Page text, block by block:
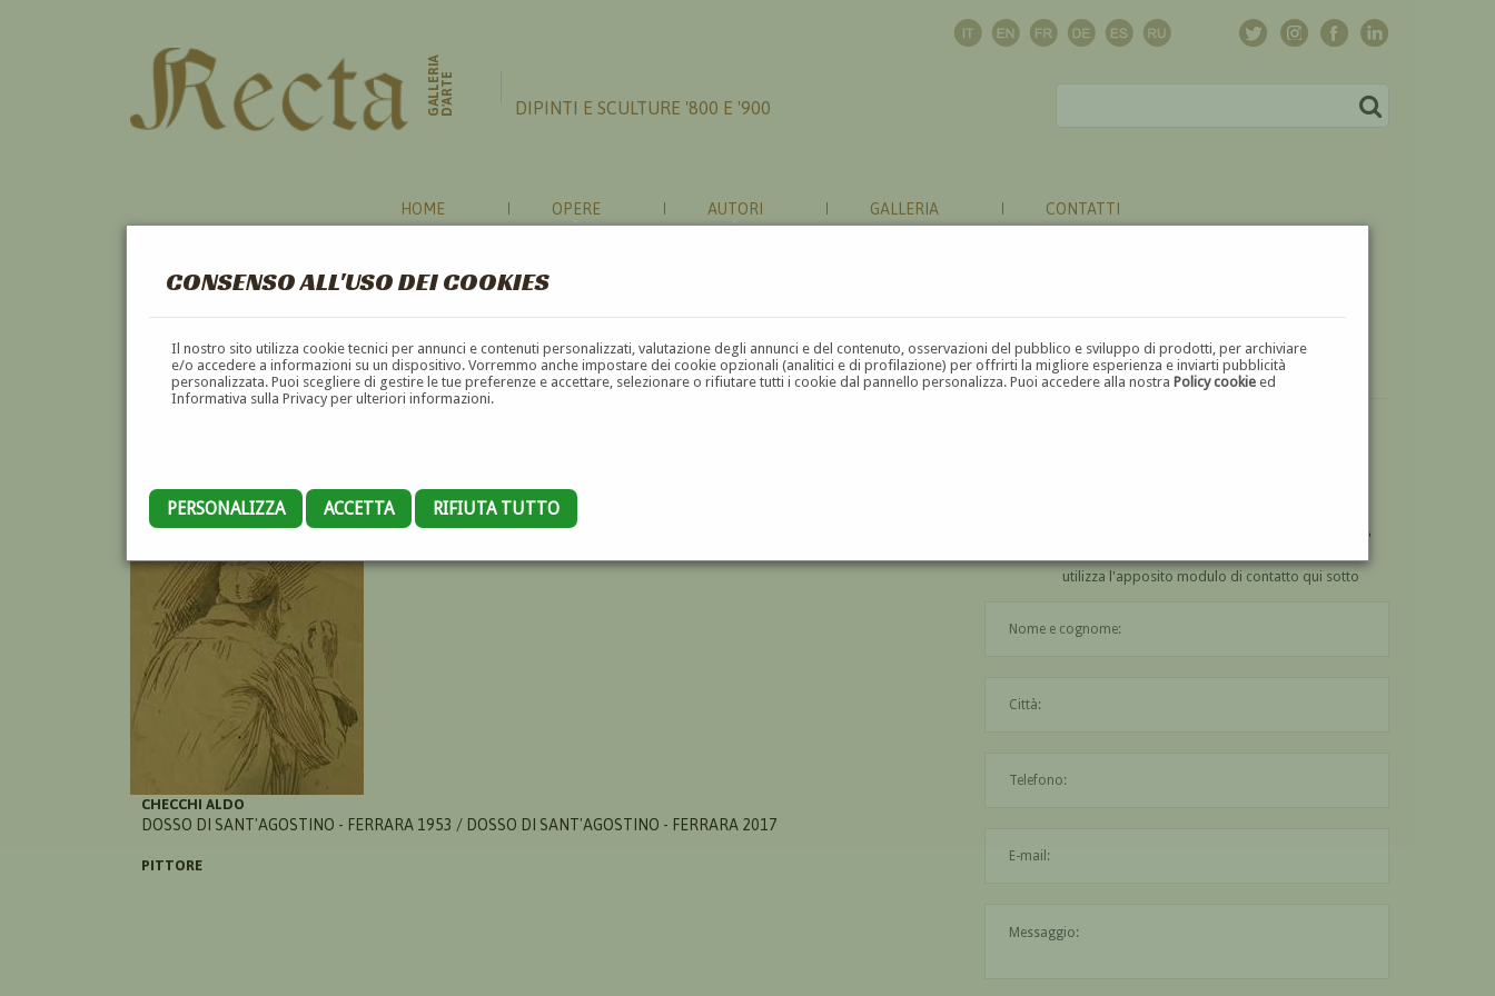
CONSENSO ALL'USO DEI COOKIES
Il nostro sito utilizza cookie tecnici per annunci e contenuti personalizzati, valutazione degli annunci e del contenuto, osservazioni del pubblico e sviluppo di prodotti, per archiviare
e/o accedere a informazioni su un dispositivo. Vorremmo anche impostare dei cookie opzionali (analitici e di profilazione) per offrirti la migliore esperienza e inviarti pubblicità
personalizzata. Puoi scegliere di gestire le tue preferenze e accettare, selezionare o rifiutare tutti i cookie dal pannello personalizza. Puoi accedere alla nostraPolicy cookie ed
Informativa sulla Privacy per ulteriori informazioni.
PERSONALIZZA ACCETTA RIFIUTA TUTTO
GALLERIAD'ARTE DIPINTI E SCULTURE '800 E '900
HOME OPERE AUTORI GALLERIA CONTATTI
ALDO CHECCHI
CHECCHI ALDO
DOSSO DI SANT'AGOSTINO - FERRARA 1953 / DOSSO DI SANT'AGOSTINO - FERRARA 2017
PITTORE
UN'OPERA DI ALDO CHECCHI?
utilizza l'apposito modulo di contatto qui sotto